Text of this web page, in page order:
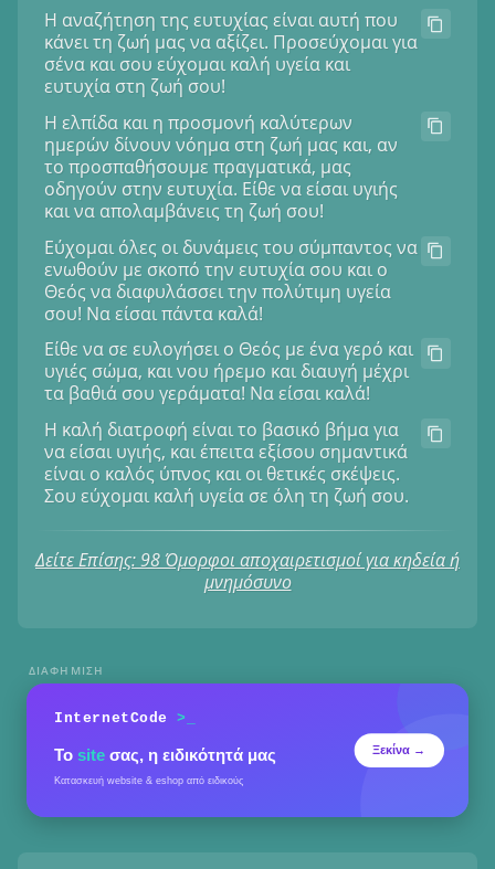
Η αναζήτηση της ευτυχίας είναι αυτή που
κάνει τη ζωή μας να αξίζει. Προσεύχομαι για
σένα και σου εύχομαι καλή υγεία και
ευτυχία στη ζωή σου!
Η ελπίδα και η προσμονή καλύτερων
ημερών δίνουν νόημα στη ζωή μας και, αν
το προσπαθήσουμε πραγματικά, μας
οδηγούν στην ευτυχία. Είθε να είσαι υγιής
και να απολαμβάνεις τη ζωή σου!
Εύχομαι όλες οι δυνάμεις του σύμπαντος να
ενωθούν με σκοπό την ευτυχία σου και ο
Θεός να διαφυλάσσει την πολύτιμη υγεία
σου! Να είσαι πάντα καλά!
Είθε να σε ευλογήσει ο Θεός με ένα γερό και
υγιές σώμα, και νου ήρεμο και διαυγή μέχρι
τα βαθιά σου γεράματα! Να είσαι καλά!
Η καλή διατροφή είναι το βασικό βήμα για
να είσαι υγιής, και έπειτα εξίσου σημαντικά
είναι ο καλός ύπνος και οι θετικές σκέψεις.
Σου εύχομαι καλή υγεία σε όλη τη ζωή σου.
Δείτε Επίσης: 98 Όμορφοι αποχαιρετισμοί για κηδεία ή
μνημόσυνο
ΔΙΑΦΉΜΙΣΗ